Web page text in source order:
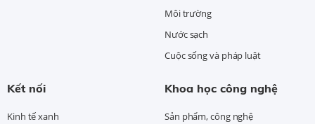
Môi trường
Nước sạch
Cuộc sống và pháp luật
Kết nối
Kinh tế xanh
Khoa học công nghệ
Sản phẩm, công nghệ